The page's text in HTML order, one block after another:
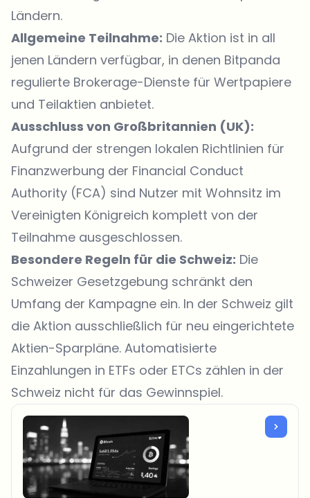
Ländern.
Allgemeine Teilnahme: Die Aktion ist in all
jenen Ländern verfügbar, in denen Bitpanda
regulierte Brokerage-Dienste für Wertpapiere
und Teilaktien anbietet.
Ausschluss von Großbritannien (UK):
Aufgrund der strengen lokalen Richtlinien für
Finanzwerbung der Financial Conduct
Authority (FCA) sind Nutzer mit Wohnsitz im
Vereinigten Königreich komplett von der
Teilnahme ausgeschlossen.
Besondere Regeln für die Schweiz: Die
Schweizer Gesetzgebung schränkt den
Umfang der Kampagne ein. In der Schweiz gilt
die Aktion ausschließlich für neu eingerichtete
Aktien-Sparpläne. Automatisierte
Einzahlungen in ETFs oder ETCs zählen in der
Schweiz nicht für das Gewinnspiel.